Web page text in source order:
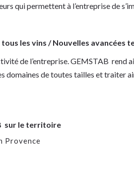
qui permettent à l’entreprise de
les vins / Nouvelles avancées
de l’entreprise. GEMSTAB rend
domaines de toutes tailles et traiter
sur le territoire
Provence